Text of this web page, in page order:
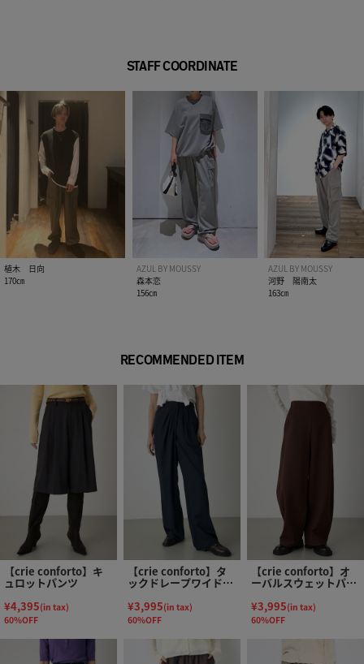
※画像の商品は光の照射や角度、お使いのモニター環境によ
り、実物と色味が異なる場合がございます。
※着用、お取り扱いの際は、アテンションタグをご確認くださ
い。
STAFF COORDINATE
植木 日向
170㎝
AZUL BY MOUSSY
森本恋
156㎝
AZUL BY MOUSSY
河野 陽南太
163㎝
RECOMMENDED ITEM
【crie conforto】キ
ュロットパンツ
¥4,395(in tax)
60%OFF
【crie conforto】タ
ックドレープワイドパ
ンツ
¥3,995(in tax)
60%OFF
【crie conforto】オ
ーバルスウェットパン
¥3,995(in tax)
60%OFF